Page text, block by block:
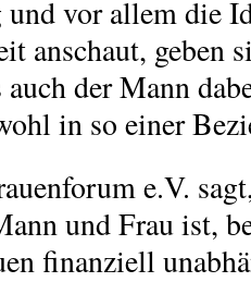
und vor allem die
anschaut, geben
der Mann
in so einer
e.V.
und Frau ist,
finanziell